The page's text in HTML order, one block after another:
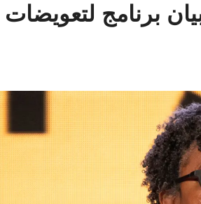
برنامج لتعويضات